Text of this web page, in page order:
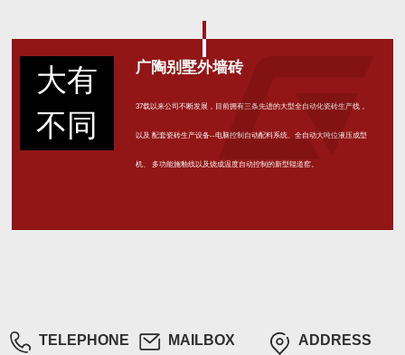
大有
不同
广陶别墅外墙砖
37载以来公司不断发展，目前拥有三条先进的大型全自动化瓷砖生产线，
以及 配套瓷砖生产设备--电脑控制自动配料系统、全自动大吨位液压成型
机、 多功能施釉线以及烧成温度自动控制的新型辊道窑。
TELEPHONE MAILBOX ADDRESS